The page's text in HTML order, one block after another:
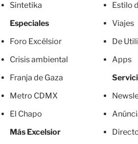
Sintetika
Especiales
Foro Excélsior
Crisis ambiental
Franja de Gaza
Metro CDMX
El Chapo
Más Excelsior
Estilo
Viajes
De
Apps